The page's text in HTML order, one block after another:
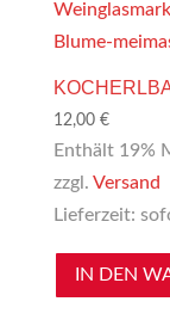
12,00 €
Enthält 19%
zzgl. Versand
Lieferzeit:
IN DEN